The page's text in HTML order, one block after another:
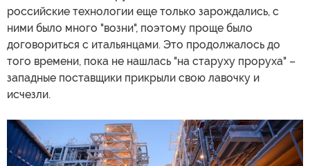
российские технологии еще только зарождались, с
ними было много "возни", поэтому проще было
договориться с итальянцами. Это продолжалось до
того времени, пока не нашлась "на старуху проруха" –
западные поставщики прикрыли свою лавочку и
исчезли.